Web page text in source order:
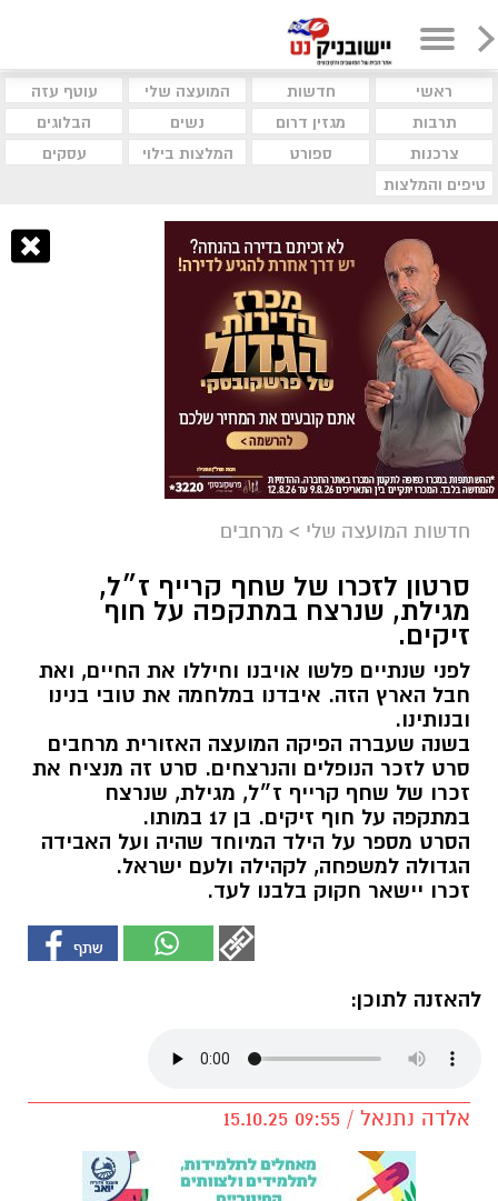
ראשי חדשות המועצה שלי
עוטף עזה
תרבות
מגזין דרום נשים
הבלוגים
צרכנות
ספורט המלצות בילוי
עסקים
טיפים והמלצות
חדשות המועצה שלי > מרחבים
סרטון לזכרו של שחף קרייף ז״ל,
מגילת, שנרצח במתקפה על חוף
זיקים.
לפני שנתיים פלשו אויבנו וחיללו את החיים, ואת
חבל הארץ הזה. איבדנו במלחמה את טובי בנינו
ובנותינו.
בשנה שעברה הפיקה המועצה האזורית מרחבים
סרט לזכר הנופלים והנרצחים. סרט זה מנציח את
זכרו של שחף קרייף ז״ל, מגילת, שנרצח
במתקפה על חוף זיקים. בן 17 במותו.
הסרט מספר על הילד המיוחד שהיה ועל האבידה
הגדולה למשפחה, לקהילה ולעם ישראל.
זכרו יישאר חקוק בלבנו לעד.
להאזנה לתוכן:
אלדה נתנאל / 09:55 15.10.25